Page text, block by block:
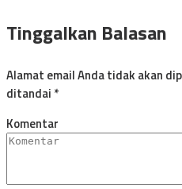
Tinggalkan Balasan
Alamat email Anda tidak akan
ditandai *
Komentar